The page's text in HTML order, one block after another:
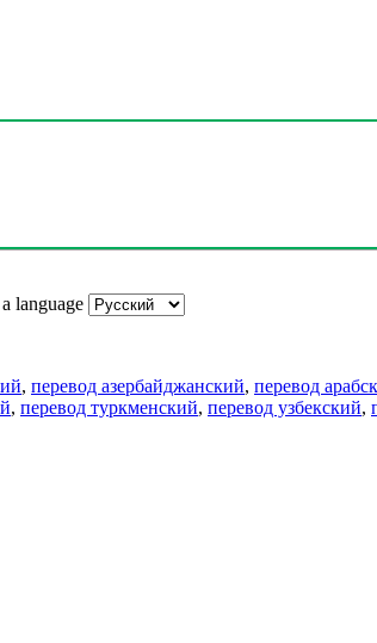
language
, перевод азербайджанский, перевод
, перевод туркменский, перевод узбекский,